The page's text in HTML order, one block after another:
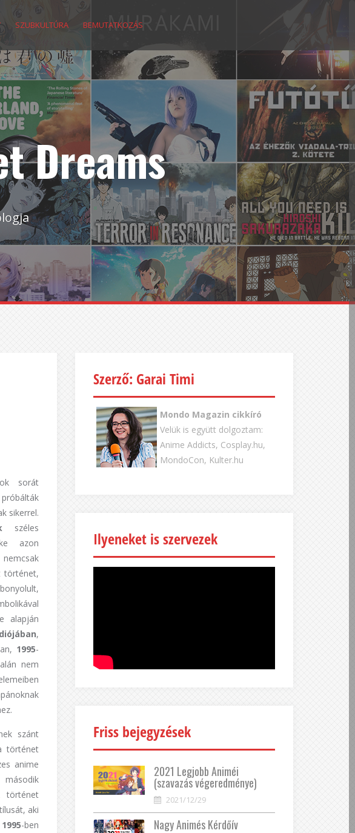
SZUBKULTÚRA BEMUTATKOZÁS
Dreams
sorát
sikerrel.
széles
azon
történet,
alapján
,
1995-
nem
szánt
történet
anime
történet
aki
1995-ben
Szerző: Garai Timi
Mondo Magazin cikkíró
Velük is együtt dolgoztam:
Anime Addicts, Cosplay.hu,
MondoCon, Kulter.hu
Ilyeneket is szervezek
Friss bejegyzések
2021 Legjobb Animéi
(szavazás végeredménye)
2021/12/29
Nagy Animés Kérdőív